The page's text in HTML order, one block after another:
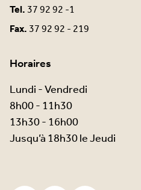
Tel.37 92 92 -1
Fax.37 92 92 - 219
Horaires
Lundi - Vendredi
8h00 - 11h30
13h30 - 16h00
Jusqu’à 18h30 le Jeudi